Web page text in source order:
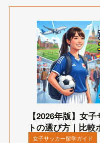
【2026年版】女
トの選び方｜比
女子サッカー留学ガイド